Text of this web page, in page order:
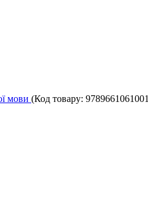
мови (Код товару: 9789661061001